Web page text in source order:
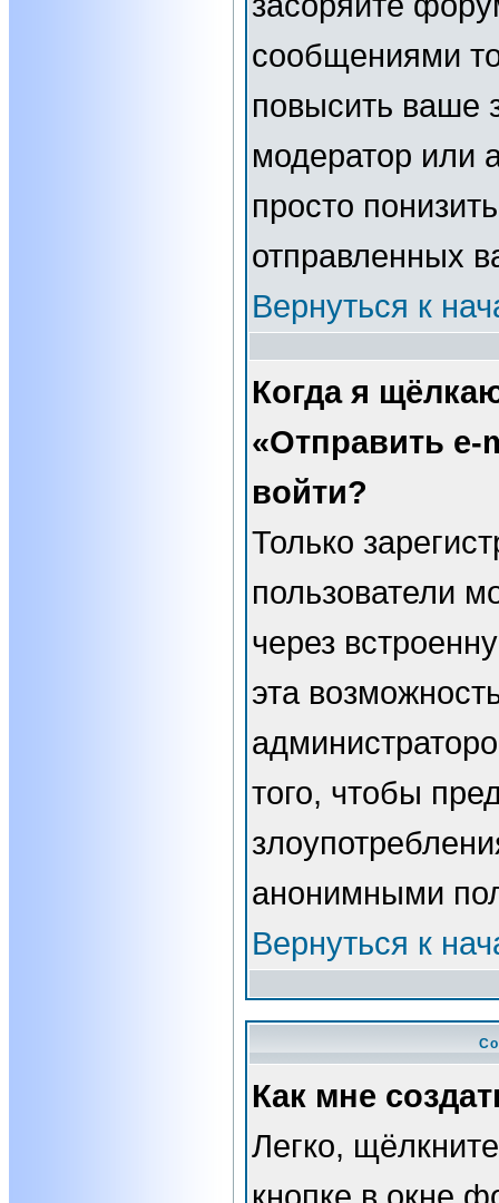
сообщениями
повысить ваше
модератор или
просто
отправленных
Вернуться к
Когда я
«Отправить e-
войти?
Только
пользователи
через
эта
того, чтобы
анонимными
Вернуться к
Как мне
Легко,